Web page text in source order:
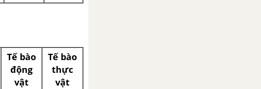
Tế bào
động
vật
Tế bào
thực
vật